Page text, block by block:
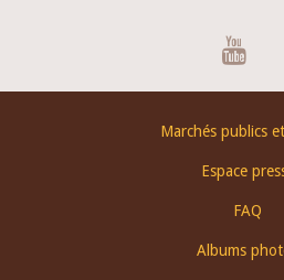
Marchés publics
Espace
FAQ
Albums